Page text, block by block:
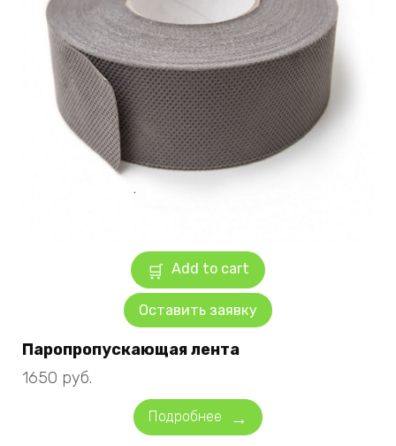
Add to cart
Оставить заявку
Паропропускающая лента
1650 руб.
Подробнее